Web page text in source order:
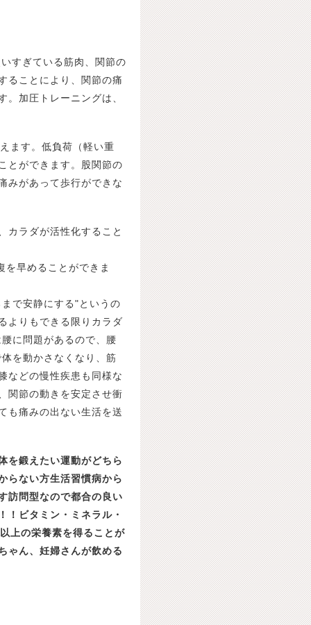
すぎている筋肉、関節の
ることにより、関節の痛
加圧トレーニングは、
ます。低負荷（軽い重
とができます。股関節の
みがあって歩行ができな
カラダが活性化すること
早めることができま
で安静にする"というの
よりもできる限りカラダ
に問題があるので、腰
を動かさなくなり、筋
などの慢性疾患も同様な
関節の動きを安定させ衝
も痛みの出ない生活を送
を鍛えたい運動がどちら
らない方生活習慣病から
訪問型なので都合の良い
！ ビタミン・ミネラル・
上の栄養素を得ることが
ゃん、妊婦さんが飲める